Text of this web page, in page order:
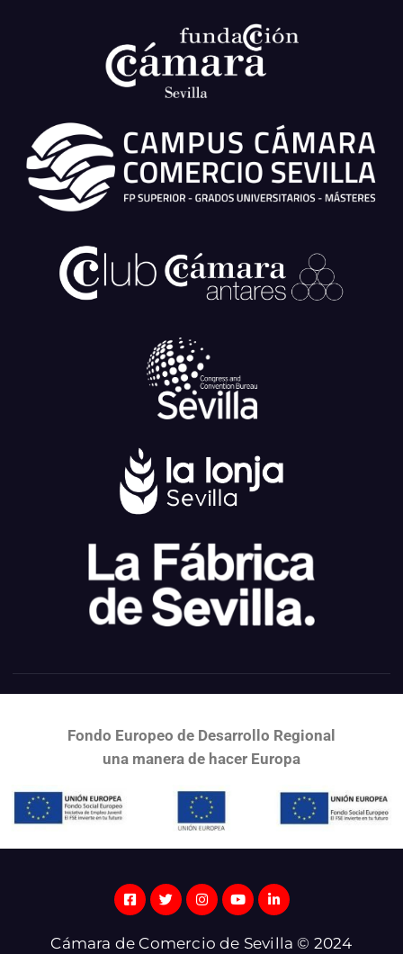
Fondo Europeo de Desarrollo Regional
una manera de hacer Europa
Cámara de Comercio de Sevilla © 2024